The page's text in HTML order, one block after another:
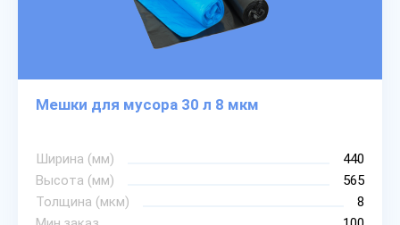
Мешки для мусора 30 л 8 мкм
Ширина (мм)
440
Высота (мм)
565
Толщина (мкм)
8